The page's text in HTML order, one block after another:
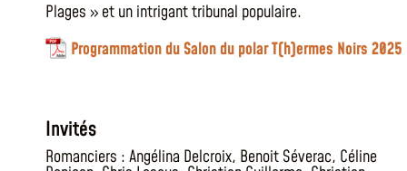
Plages » et un intrigant tribunal populaire.
Programmation du Salon du polar T(h)ermes Noirs 2025
Invités
Romanciers : Angélina Delcroix, Benoit Séverac, Céline